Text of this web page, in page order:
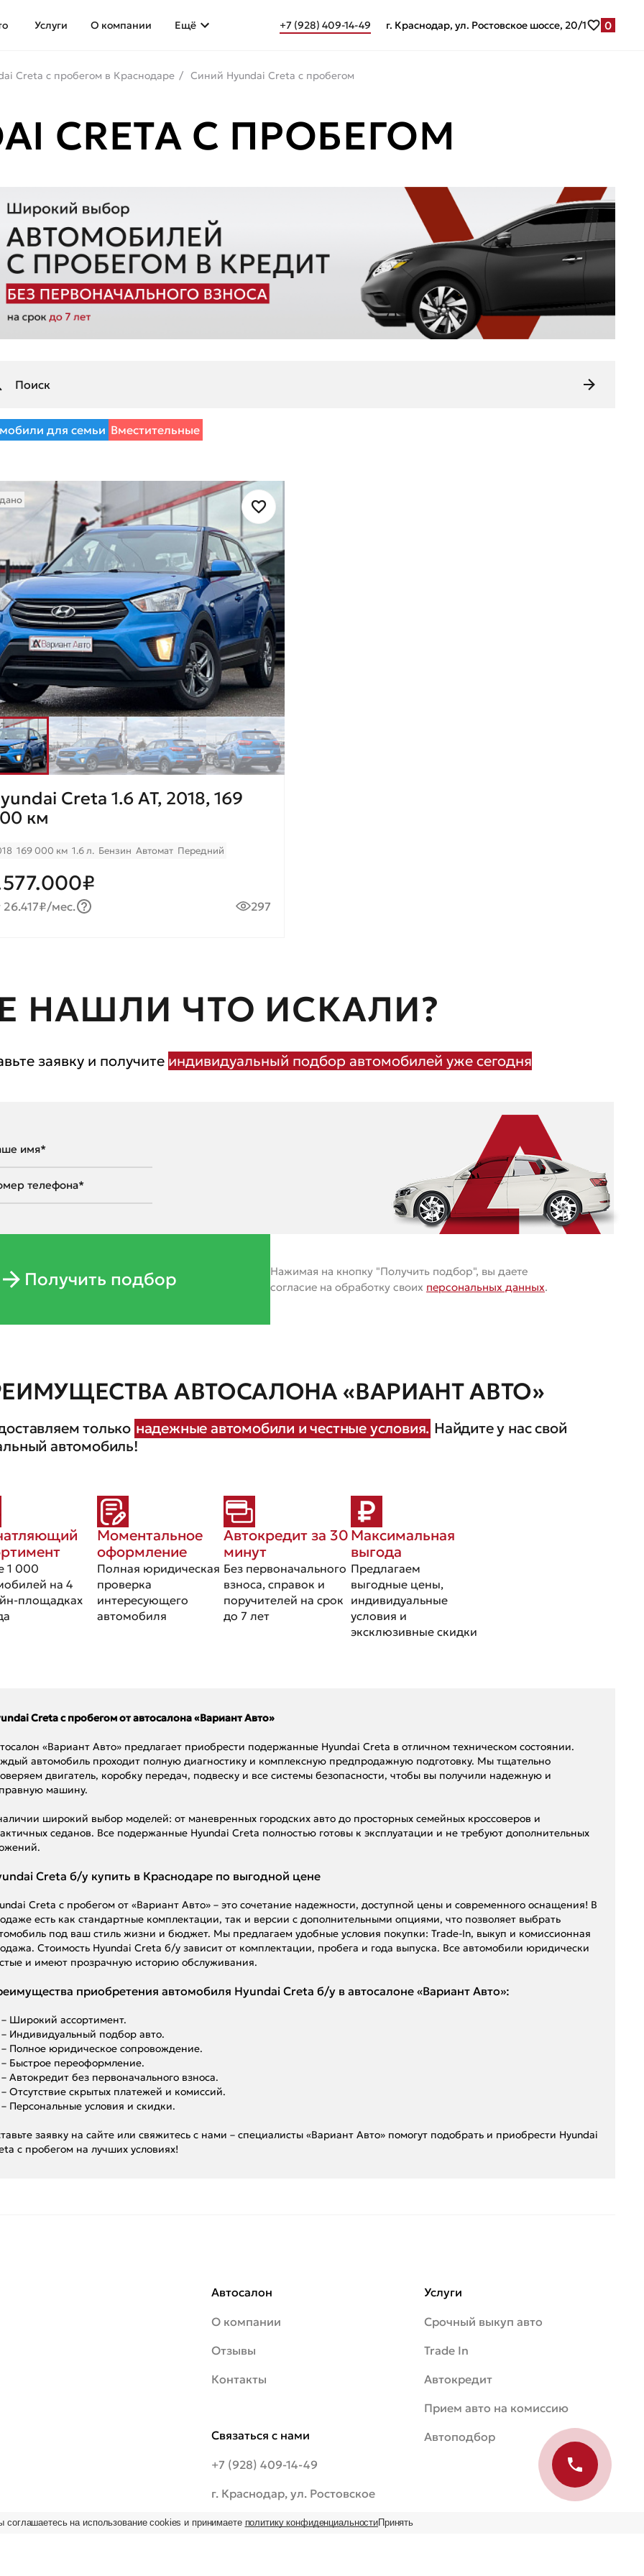
Услуги О компании Ещё +7 (928) 409-14-49 г. Краснодар, ул. Ростовское шоссе, 20/1 0
Creta с пробегом в Краснодаре Синий Hyundai Creta с пробегом
CRETA С ПРОБЕГОМ
для семьи Вместительные
Creta 1.6 AT, 2018, 169
км
169 000 км 1.6 л. Бензин Автомат Передний
26.417₽/мес. 297
НАШЛИ ЧТО ИСКАЛИ?
заявку и получите индивидуальный подбор автомобилей уже сегодня
Получить подбор
Нажимая на кнопку "Получить подбор", вы даете
согласие на обработку своих персональных данных.
АВТОСАЛОНА «ВАРИАНТ АВТО»
только надежные автомобили и честные условия. Найдите у нас свой
автомобиль!
1 000
на 4
площадках
Моментальное
оформление
Полная юридическая
проверка
интересующего
автомобиля
Автокредит за 30
минут
Без первоначального
взноса, справок и
поручителей на срок
до 7 лет
Максимальная
выгода
Предлагаем
выгодные цены,
индивидуальные
условия и
эксклюзивные скидки
Creta с пробегом от автосалона «Вариант Авто»
«Вариант Авто» предлагает приобрести подержанные Hyundai Creta в отличном техническом состоянии.
автомобиль проходит полную диагностику и комплексную предпродажную подготовку. Мы тщательно
двигатель, коробку передач, подвеску и все системы безопасности, чтобы вы получили надежную и
машину.
широкий выбор моделей: от маневренных городских авто до просторных семейных кроссоверов и
седанов. Все подержанные Hyundai Creta полностью готовы к эксплуатации и не требуют дополнительных
Creta б/у купить в Краснодаре по выгодной цене
Creta с пробегом от «Вариант Авто» – это сочетание надежности, доступной цены и современного оснащения! В
есть как стандартные комплектации, так и версии с дополнительными опциями, что позволяет выбрать
под ваш стиль жизни и бюджет. Мы предлагаем удобные условия покупки: Trade-In, выкуп и комиссионная
Стоимость Hyundai Creta б/у зависит от комплектации, пробега и года выпуска. Все автомобили юридически
и имеют прозрачную историю обслуживания.
приобретения автомобиля Hyundai Creta б/у в автосалоне «Вариант Авто»:
– Широкий ассортимент.
– Индивидуальный подбор авто.
– Полное юридическое сопровождение.
– Быстрое переоформление.
– Автокредит без первоначального взноса.
– Отсутствие скрытых платежей и комиссий.
– Персональные условия и скидки.
заявку на сайте или свяжитесь с нами – специалисты «Вариант Авто» помогут подобрать и приобрести Hyundai
с пробегом на лучших условиях!
Автосалон
О компании
Отзывы
Контакты
Связаться с нами
+7 (928) 409-14-49
г. Краснодар, ул. Ростовское
шоссе, 20/1
Услуги
Срочный выкуп авто
Trade In
Автокредит
Прием авто на комиссию
Автоподбор
соглашаетесь на использование cookies и принимаете политику конфиденциальностиПринять